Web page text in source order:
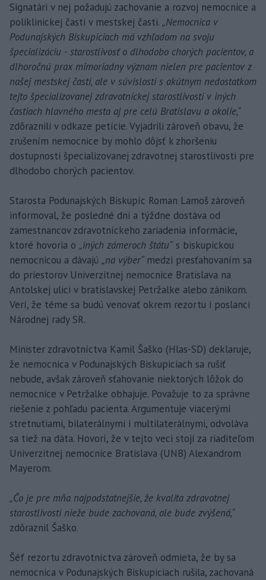
Signatári v nej požadujú zachovanie a rozvoj nemocnice a
poliklinickej časti v mestskej časti. „Nemocnica v
Podunajských Biskupiciach má vzhľadom na svoju
špecializáciu - starostlivosť o dlhodobo chorých pacientov, a
dlhoročnú prax mimoriadny význam nielen pre pacientov z
našej mestskej časti, ale v súvislosti s akútnym nedostatkom
tejto špecializovanej zdravotníckej starostlivosti v iných
častiach hlavného mesta aj pre celú Bratislavu a okolie,“
zdôraznili v odkaze petície. Vyjadrili zároveň obavu, že
zrušením nemocnice by mohlo dôjsť k zhoršeniu
dostupnosti špecializovanej zdravotnej starostlivosti pre
dlhodobo chorých pacientov.
Starosta Podunajských Biskupíc Roman Lamoš zároveň
informoval, že posledné dni a týždne dostáva od
zamestnancov zdravotníckeho zariadenia informácie,
ktoré hovoria o „iných zámeroch štátu“ s biskupickou
nemocnicou a dávajú „na výber“ medzi presťahovaním sa
do priestorov Univerzitnej nemocnice Bratislava na
Antolskej ulici v bratislavskej Petržalke alebo zánikom.
Verí, že téme sa budú venovať okrem rezortu i poslanci
Národnej rady SR.
Minister zdravotníctva Kamil Šaško (Hlas-SD) deklaruje,
že nemocnica v Podunajských Biskupiciach sa rušiť
nebude, avšak zároveň sťahovanie niektorých lôžok do
nemocnice v Petržalke obhajuje. Považuje to za správne
riešenie z pohľadu pacienta. Argumentuje viacerými
stretnutiami, bilaterálnymi i multilaterálnymi, odvoláva
sa tiež na dáta. Hovorí, že v tejto veci stojí za riaditeľom
Univerzitnej nemocnice Bratislava (UNB) Alexandrom
Mayerom.
„Čo je pre mňa najpodstatnejšie, že kvalita zdravotnej
starostlivosti nieže bude zachovaná, ale bude zvýšená,“
zdôraznil Šaško.
Šéf rezortu zdravotníctva zároveň odmieta, že by sa
nemocnica v Podunajských Biskupiciach rušila, zachovaná